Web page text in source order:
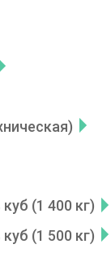
(1 400 кг)
(1 500 кг)